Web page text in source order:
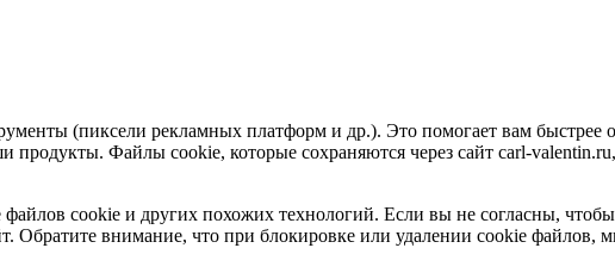
(пиксели рекламных платформ и др.). Это помогает вам
продукты. Файлы сookie, которые сохраняются через сайт carl-
файлов cookie и других похожих технологий. Если вы не согласны,
Обратите внимание, что при блокировке или удалении cookie файлов,